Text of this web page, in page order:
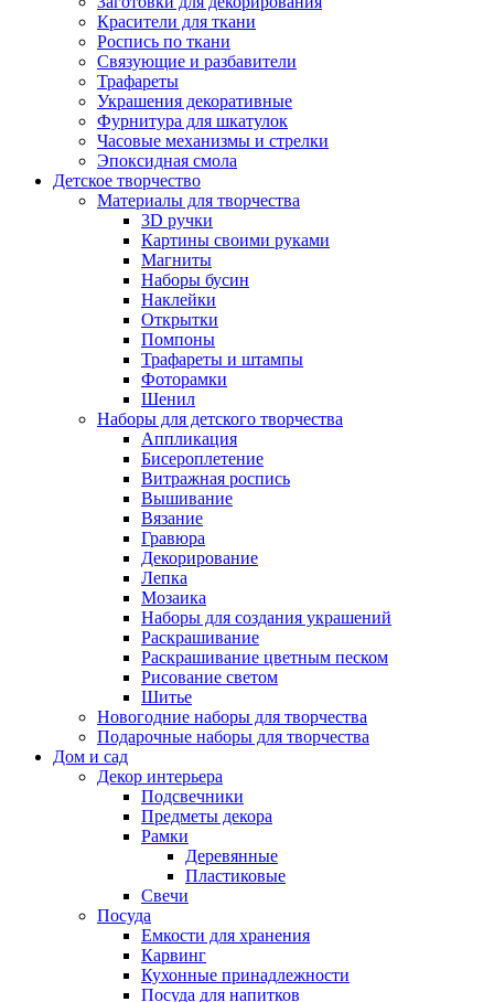
Красители для ткани
Роспись по ткани
Связующие и разбавители
Трафареты
Украшения декоративные
Фурнитура для шкатулок
Часовые механизмы и стрелки
Эпоксидная смола
Детское творчество
Материалы для творчества
3D ручки
Картины своими руками
Магниты
Наборы бусин
Наклейки
Открытки
Помпоны
Трафареты и штампы
Фоторамки
Шенил
Наборы для детского творчества
Аппликация
Бисероплетение
Витражная роспись
Вышивание
Вязание
Гравюра
Декорирование
Лепка
Мозаика
Наборы для создания украшений
Раскрашивание
Раскрашивание цветным песком
Рисование светом
Шитье
Новогодние наборы для творчества
Подарочные наборы для творчества
Дом и сад
Декор интерьера
Подсвечники
Предметы декора
Рамки
Деревянные
Пластиковые
Свечи
Посуда
Емкости для хранения
Карвинг
Кухонные принадлежности
Посуда для напитков